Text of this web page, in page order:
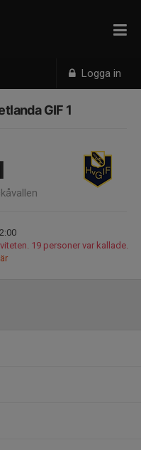
Logga in
GIF 1
19 personer var kallade.